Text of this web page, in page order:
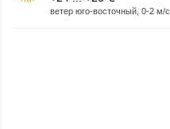
ветер юго-восточный, 0-2 м/с